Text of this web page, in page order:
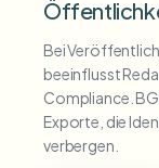
Bei
beeinflusst
Compliance.
Exporte, die
verbergen.